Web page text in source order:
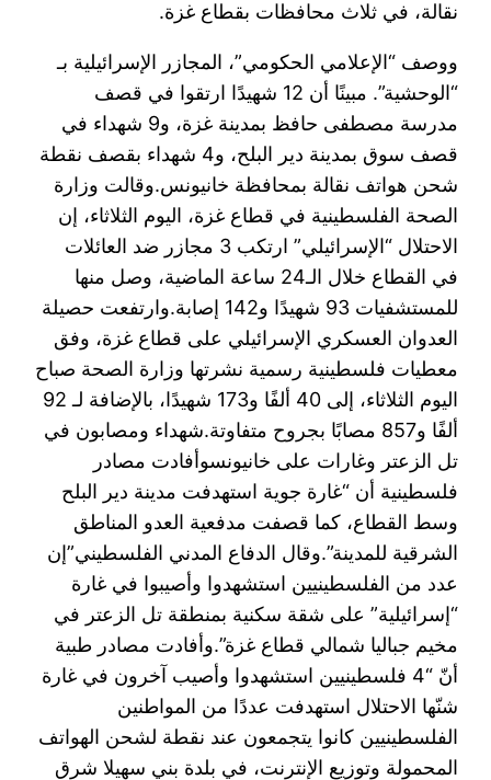
نقالة، في ثلاث محافظات بقطاع غزة.
ووصف “الإعلامي الحكومي”، المجازر الإسرائيلية بـ
“الوحشية”. مبينًا أن 12 شهيدًا ارتقوا في قصف
مدرسة مصطفى حافظ بمدينة غزة، و9 شهداء في
قصف سوق بمدينة دير البلح، و4 شهداء بقصف نقطة
شحن هواتف نقالة بمحافظة خانيونس.وقالت وزارة
الصحة الفلسطينية في قطاع غزة، اليوم الثلاثاء، إن
الاحتلال “الإسرائيلي” ارتكب 3 مجازر ضد العائلات
في القطاع خلال الـ24 ساعة الماضية، وصل منها
للمستشفيات 93 شهيدًا و142 إصابة.وارتفعت حصيلة
العدوان العسكري الإسرائيلي على قطاع غزة، وفق
معطيات فلسطينية رسمية نشرتها وزارة الصحة صباح
اليوم الثلاثاء، إلى 40 ألفًا و173 شهيدًا، بالإضافة لـ 92
ألفًا و857 مصابًا بجروح متفاوتة.شهداء ومصابون في
تل الزعتر وغارات على خانيونسوأفادت مصادر
فلسطينية أن “غارة جوية استهدفت مدينة دير البلح
وسط القطاع، كما قصفت مدفعية العدو المناطق
الشرقية للمدينة”.وقال الدفاع المدني الفلسطيني”إن
عدد من الفلسطينيين استشهدوا وأصيبوا في غارة
“إسرائيلية” على شقة سكنية بمنطقة تل الزعتر في
مخيم جباليا شمالي قطاع غزة”.‎وأفادت مصادر طبية
أنّ “4 فلسطينيين استشهدوا وأصيب آخرون في غارة
شنّها الاحتلال استهدفت عددًا من المواطنين
الفلسطينيين كانوا يتجمعون عند نقطة لشحن الهواتف
المحمولة وتوزيع الإنترنت، في بلدة بني سهيلا شرق